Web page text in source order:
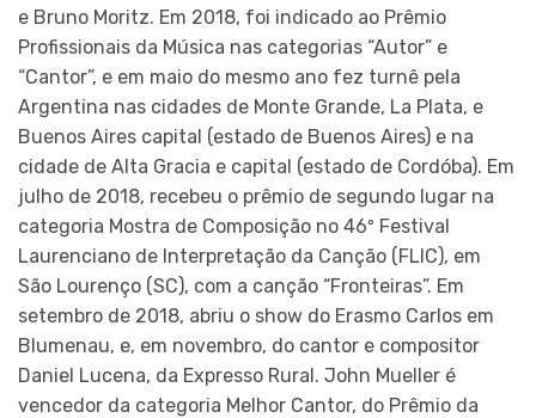
e Bruno Moritz. Em 2018, foi indicado ao Prêmio
Profissionais da Música nas categorias “Autor” e
“Cantor”, e em maio do mesmo ano fez turnê pela
Argentina nas cidades de Monte Grande, La Plata, e
Buenos Aires capital (estado de Buenos Aires) e na
cidade de Alta Gracia e capital (estado de Cordóba). Em
julho de 2018, recebeu o prêmio de segundo lugar na
categoria Mostra de Composição no 46º Festival
Laurenciano de Interpretação da Canção (FLIC), em
São Lourenço (SC), com a canção “Fronteiras”. Em
setembro de 2018, abriu o show do Erasmo Carlos em
Blumenau, e, em novembro, do cantor e compositor
Daniel Lucena, da Expresso Rural. John Mueller é
vencedor da categoria Melhor Cantor, do Prêmio da